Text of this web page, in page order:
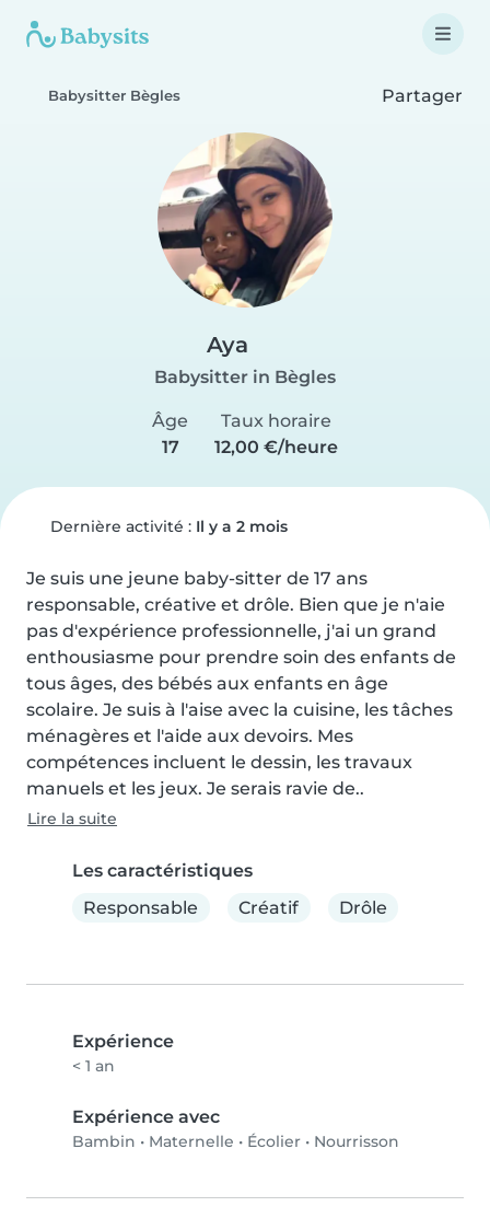
Babysitter Bègles Partager
Aya
Babysitter in Bègles
Âge
17
Taux horaire
12,00 €/heure
Dernière activité : Il y a 2 mois
Je suis une jeune baby-sitter de 17 ans
responsable, créative et drôle. Bien que je n'aie
pas d'expérience professionnelle, j'ai un grand
enthousiasme pour prendre soin des enfants de
tous âges, des bébés aux enfants en âge
scolaire. Je suis à l'aise avec la cuisine, les tâches
ménagères et l'aide aux devoirs. Mes
compétences incluent le dessin, les travaux
manuels et les jeux. Je serais ravie de..
Lire la suite
Les caractéristiques
Responsable
Créatif Drôle
Expérience
< 1 an
Expérience avec
Bambin • Maternelle • Écolier • Nourrisson